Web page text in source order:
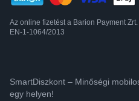
Az online fizetést a Barion Payment
EN-1-1064/2013
SmartDiszkont – Minőségi
egy helyen!